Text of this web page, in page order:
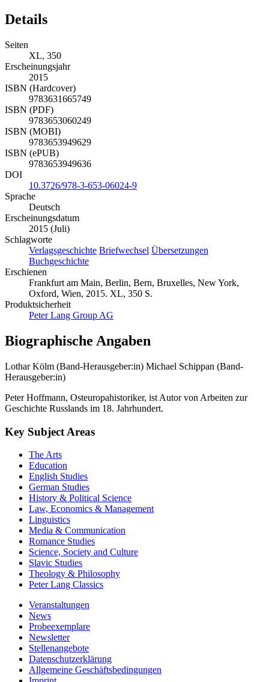
Details
Seiten
XL, 350
Erscheinungsjahr
2015
ISBN (Hardcover)
9783631665749
ISBN (PDF)
9783653060249
ISBN (MOBI)
9783653949629
ISBN (ePUB)
9783653949636
DOI
10.3726/978-3-653-06024-9
Sprache
Deutsch
Erscheinungsdatum
2015 (Juli)
Schlagworte
Verlagsgeschichte Briefwechsel Übersetzungen
Buchgeschichte
Erschienen
Frankfurt am Main, Berlin, Bern, Bruxelles, New York,
Oxford, Wien, 2015. XL, 350 S.
Produktsicherheit
Peter Lang Group AG
Biographische Angaben
Lothar Kölm (Band-Herausgeber:in) Michael Schippan (Band-
Herausgeber:in)
Peter Hoffmann, Osteuropahistoriker, ist Autor von Arbeiten zur
Geschichte Russlands im 18. Jahrhundert.
Key Subject Areas
The Arts
Education
English Studies
German Studies
History & Political Science
Law, Economics & Management
Linguistics
Media & Communication
Romance Studies
Science, Society and Culture
Slavic Studies
Theology & Philosophy
Peter Lang Classics
Veranstaltungen
News
Probeexemplare
Newsletter
Stellenangebote
Datenschutzerklärung
Allgemeine Geschäftsbedingungen